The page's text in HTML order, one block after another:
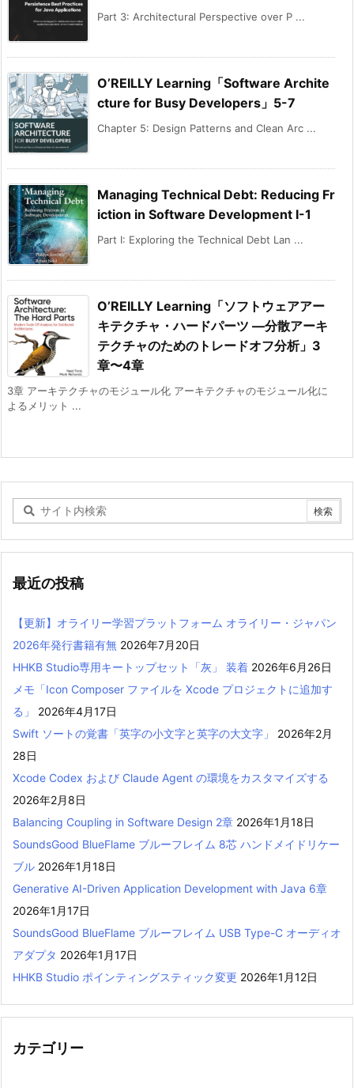
Part 3: Architectural Perspective over P ...
O’REILLY Learning「Software Archite
cture for Busy Developers」5-7
Chapter 5: Design Patterns and Clean Arc ...
Managing Technical Debt: Reducing Fr
iction in Software Development I-1
Part I: Exploring the Technical Debt Lan ...
O’REILLY Learning「ソフトウェアアー
キテクチャ・ハードパーツ ―分散アーキ
テクチャのためのトレードオフ分析」3
章〜4章
3章 アーキテクチャのモジュール化 アーキテクチャのモジュール化に
よるメリット ...
最近の投稿
【更新】オライリー学習プラットフォーム オライリー・ジャパン
2026年発行書籍有無 2026年7月20日
HHKB Studio専用キートップセット「灰」 装着 2026年6月26日
メモ「Icon Composer ファイルを Xcode プロジェクトに追加す
る」
2026年4月17日
Swift ソートの覚書「英字の小文字と英字の大文字」
2026年2月
28日
Xcode Codex および Claude Agent の環境をカスタマイズする
2026年2月8日
Balancing Coupling in Software Design 2章 2026年1月18日
SoundsGood BlueFlame ブルーフレイム 8芯 ハンドメイドリケー
ブル 2026年1月18日
Generative AI-Driven Application Development with Java 6章
2026年1月17日
SoundsGood BlueFlame ブルーフレイム USB Type-C オーディオ
アダプタ 2026年1月17日
HHKB Studio ポインティングスティック変更 2026年1月12日
カテゴリー